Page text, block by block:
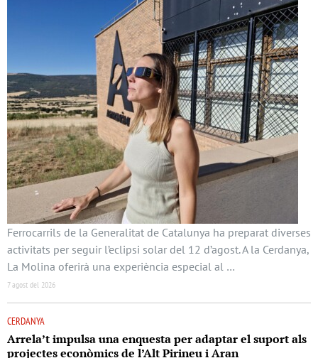
Ferrocarrils de la Generalitat de Catalunya ha preparat diverses
activitats per seguir l’eclipsi solar del 12 d’agost. A la Cerdanya,
La Molina oferirà una experiència especial al …
7 agost del 2026
CERDANYA
Arrela’t impulsa una enquesta per adaptar el suport als
projectes econòmics de l’Alt Pirineu i Aran